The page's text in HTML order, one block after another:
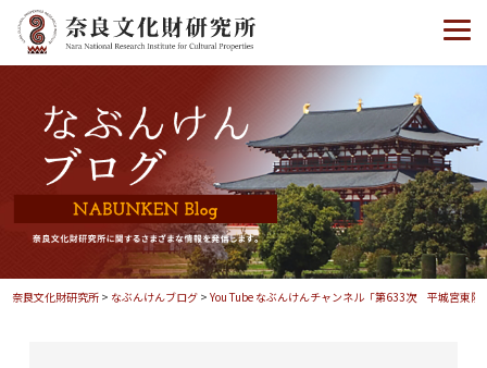
奈良文化財研究所 > なぶんけんブログ >You Tube なぶんけんチャンネル「第633次 平城宮東